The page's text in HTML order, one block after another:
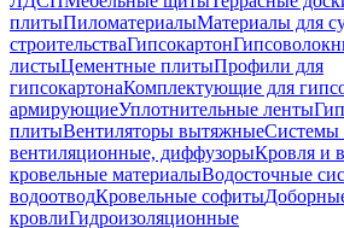
плитыПиломатериалыМатериалы для
строительстваГипсокартон
листыЦементные плитыПрофили для
гипсокартонаКомплектующие для
армирующиеУплотнительные ленты
плитыВентиляторы вытяжныеСистемы
вентиляционные, диффузорыКровля и
кровельные материалыВодосточные
водоотводКровельные софиты
кровлиГидроизоляционные